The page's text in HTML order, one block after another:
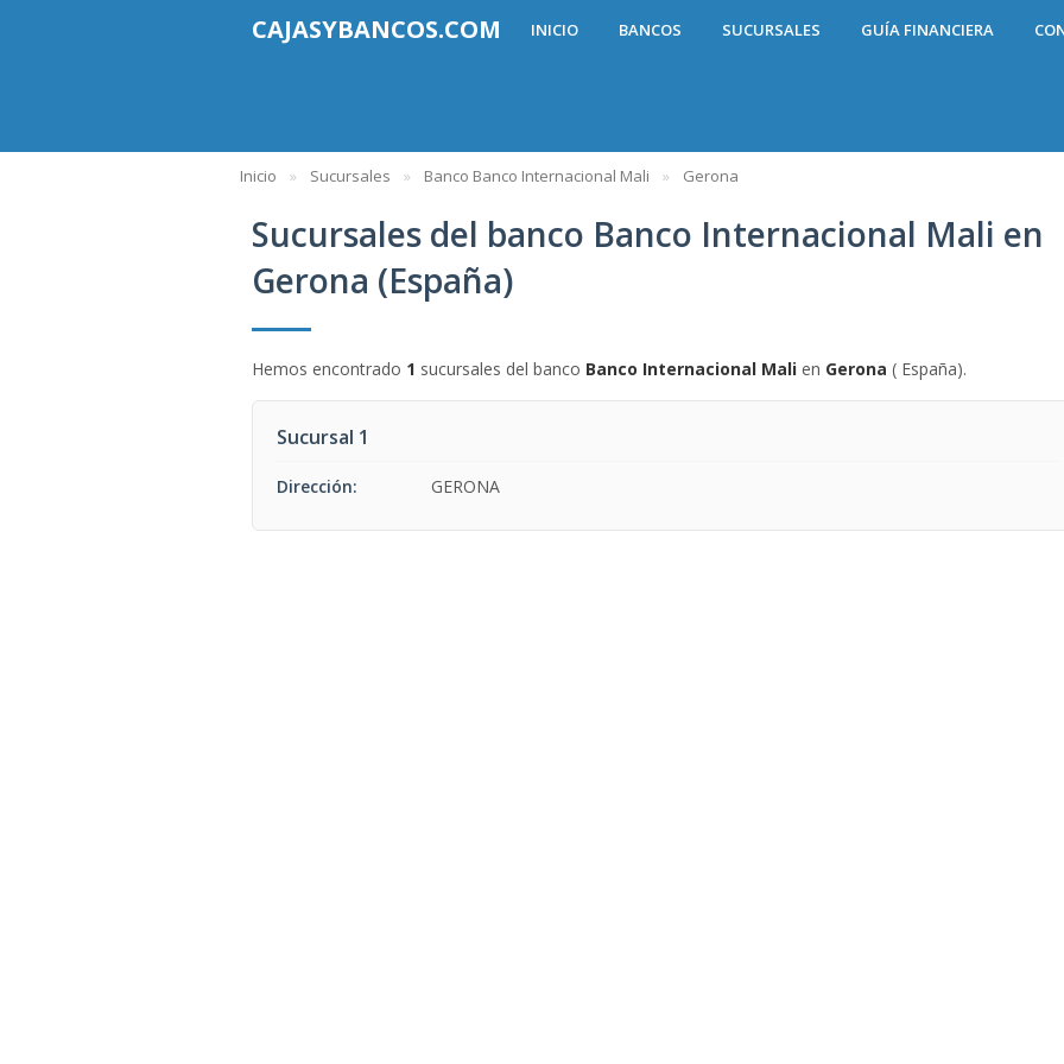
CAJASYBANCOS.COM INICIO BANCOS SUCURSALES GUÍA FINANCIERA
Inicio Sucursales Banco Banco Internacional Mali Gerona
Sucursales del banco Banco Internacional Mali en
Gerona (España)
Hemos encontrado 1 sucursales del banco Banco Internacional Mali en Gerona ( España).
Sucursal 1
Dirección: GERONA